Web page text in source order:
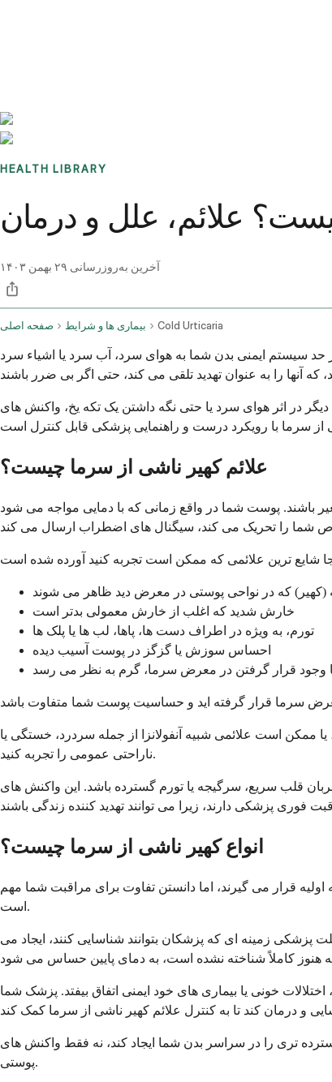
HEALTH LIBRARY
علائم، علل و درمان
آخرین به‌روزرسانی ۲۹ بهمن ۱۴۰۳
صفحه اصلی بیماری ها و شرایط Cold Urticaria
حد سیستم ایمنی بدن شما به هوای سرد، آب سرد یا اشیاء سرد
در اثر هوای سرد یا حتی نگه داشتن یک تکه یخ، واکنش های
علائم کهیر ناشی از سرما چیست؟
باشند. پوست شما در واقع زمانی که با دمایی مواجه می شود
(کهیر) که در نواحی پوستی در معرض دید ظاهر می شوند
خارش شدید که اغلب از خارش معمولی بدتر است
تورم، به ویژه در اطراف دست ها، پاها، لب ها یا پلک ها
احساس سوزش یا گزگز در پوست آسیب دیده
وجود قرار گرفتن در معرض سرما، گرم به نظر می رسد
است علائمی شبیه آنفولانزا از جمله سردرد، خستگی یا
ناراحتی عمومی را تجربه کنید.
قلب سریع، سرگیجه یا تورم گسترده باشد. این واکنش های
انواع کهیر ناشی از سرما چیست؟
قرار می گیرند، اما دانستن تفاوت برای مراقبت شما مهم
است.
بدون هیچ گونه علت پزشکی زمینه ای که پزشکان بتوانند شناسایی کنند، ایجاد می
خونی یا بیماری های خود ایمنی اتفاق بیفتد. پزشک شما
گسترده تری را در سراسر بدن شما ایجاد کند، نه فقط واکنش های
پوستی.